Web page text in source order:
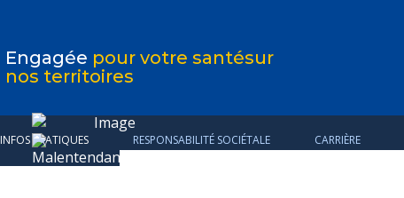
Engagée pour votre santésur
nos territoires
INFOS PRATIQUES RESPONSABILITÉ SOCIÉTALE CARRIÈRE